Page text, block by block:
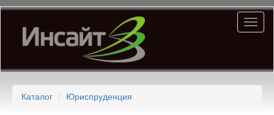
Перейти
основному
содержанию
Каталог Юриспруденция